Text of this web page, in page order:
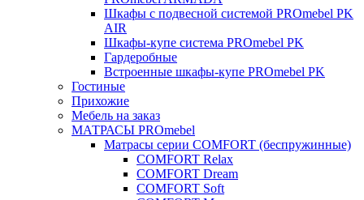
Шкафы с подвесной системой PROmebel PK
AIR
Шкафы-купе система PROmebel PK
Гардеробные
Встроенные шкафы-купе PROmebel PK
Гостиные
Прихожие
Мебель на заказ
МАТРАСЫ PROmebel
Матрасы серии COMFORT (беспружинные)
COMFORT Relax
COMFORT Dream
COMFORT Soft